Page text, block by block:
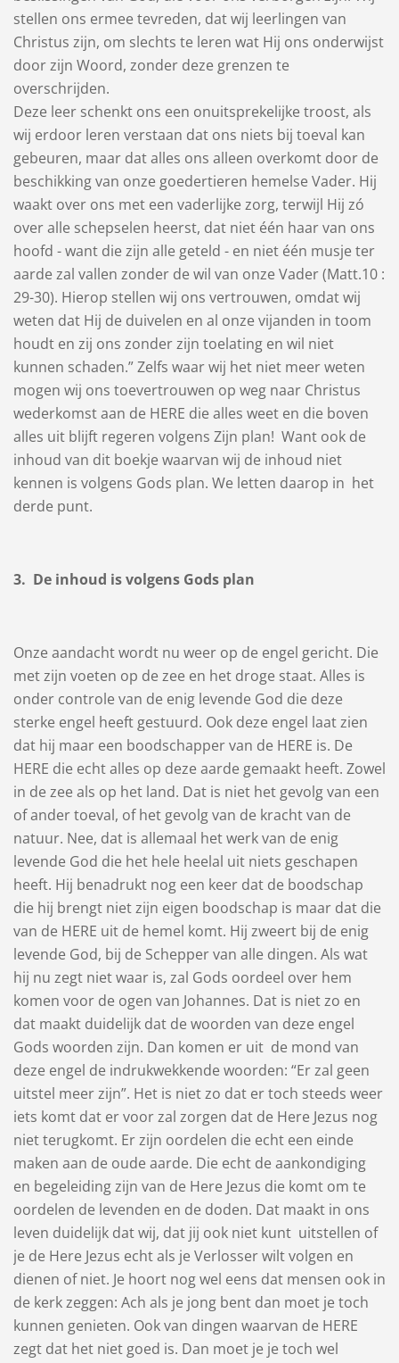
stellen ons ermee tevreden, dat wij leerlingen van
Christus zijn, om slechts te leren wat Hij ons onderwijst
door zijn Woord, zonder deze grenzen te
overschrijden.
Deze leer schenkt ons een onuitsprekelijke troost, als
wij erdoor leren verstaan dat ons niets bij toeval kan
gebeuren, maar dat alles ons alleen overkomt door de
beschikking van onze goedertieren hemelse Vader. Hij
waakt over ons met een vaderlijke zorg, terwijl Hij zó
over alle schepselen heerst, dat niet één haar van ons
hoofd - want die zijn alle geteld - en niet één musje ter
aarde zal vallen zonder de wil van onze Vader (Matt.10 :
29-30). Hierop stellen wij ons vertrouwen, omdat wij
weten dat Hij de duivelen en al onze vijanden in toom
houdt en zij ons zonder zijn toelating en wil niet
kunnen schaden.” Zelfs waar wij het niet meer weten
mogen wij ons toevertrouwen op weg naar Christus
wederkomst aan de HERE die alles weet en die boven
alles uit blijft regeren volgens Zijn plan! Want ook de
inhoud van dit boekje waarvan wij de inhoud niet
kennen is volgens Gods plan. We letten daarop in het
derde punt.
3. De inhoud is volgens Gods plan
Onze aandacht wordt nu weer op de engel gericht. Die
met zijn voeten op de zee en het droge staat. Alles is
onder controle van de enig levende God die deze
sterke engel heeft gestuurd. Ook deze engel laat zien
dat hij maar een boodschapper van de HERE is. De
HERE die echt alles op deze aarde gemaakt heeft. Zowel
in de zee als op het land. Dat is niet het gevolg van een
of ander toeval, of het gevolg van de kracht van de
natuur. Nee, dat is allemaal het werk van de enig
levende God die het hele heelal uit niets geschapen
heeft. Hij benadrukt nog een keer dat de boodschap
die hij brengt niet zijn eigen boodschap is maar dat die
van de HERE uit de hemel komt. Hij zweert bij de enig
levende God, bij de Schepper van alle dingen. Als wat
hij nu zegt niet waar is, zal Gods oordeel over hem
komen voor de ogen van Johannes. Dat is niet zo en
dat maakt duidelijk dat de woorden van deze engel
Gods woorden zijn. Dan komen er uit de mond van
deze engel de indrukwekkende woorden: “Er zal geen
uitstel meer zijn”. Het is niet zo dat er toch steeds weer
iets komt dat er voor zal zorgen dat de Here Jezus nog
niet terugkomt. Er zijn oordelen die echt een einde
maken aan de oude aarde. Die echt de aankondiging
en begeleiding zijn van de Here Jezus die komt om te
oordelen de levenden en de doden. Dat maakt in ons
leven duidelijk dat wij, dat jij ook niet kunt uitstellen of
je de Here Jezus echt als je Verlosser wilt volgen en
dienen of niet. Je hoort nog wel eens dat mensen ook in
de kerk zeggen: Ach als je jong bent dan moet je toch
kunnen genieten. Ook van dingen waarvan de HERE
zegt dat het niet goed is. Dan moet je je toch wel